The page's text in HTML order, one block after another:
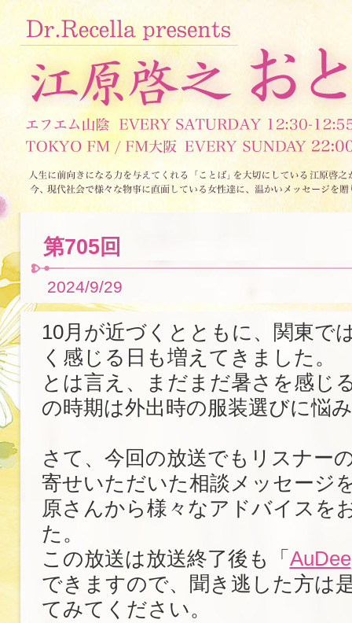
第705回
2024/9/29
10月が近づくとともに、関東で
く感じる日も増えてきました。
とは言え、まだまだ暑さを感じ
の時期は外出時の服装選びに悩
さて、今回の放送でもリスナー
寄せいただいた相談メッセージ
原さんから様々なアドバイスを
た。
この放送は放送終了後も「 AuDee
できますので、聞き逃した方は
てみてください。